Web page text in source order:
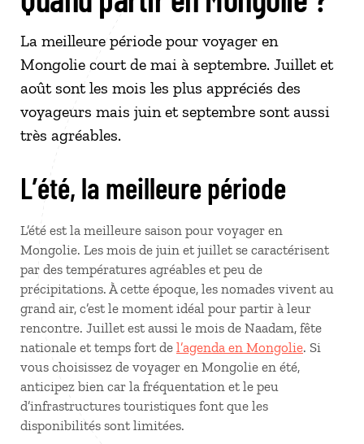
La meilleure période pour voyager en
Mongolie court de mai à septembre. Juillet et
août sont les mois les plus appréciés des
voyageurs mais juin et septembre sont aussi
très agréables.
L’été, la meilleure période
L’été est la meilleure saison pour voyager en
Mongolie. Les mois de juin et juillet se caractérisent
par des températures agréables et peu de
précipitations. À cette époque, les nomades vivent au
grand air, c’est le moment idéal pour partir à leur
rencontre. Juillet est aussi le mois de Naadam, fête
nationale et temps fort de l’agenda en Mongolie. Si
vous choisissez de voyager en Mongolie en été,
anticipez bien car la fréquentation et le peu
d’infrastructures touristiques font que les
disponibilités sont limitées.